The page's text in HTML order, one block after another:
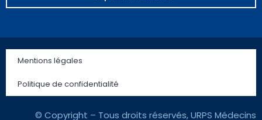
Mentions légales
Politique de confidentialité
© Copyright – Tous droits réservés, URPS Médecins